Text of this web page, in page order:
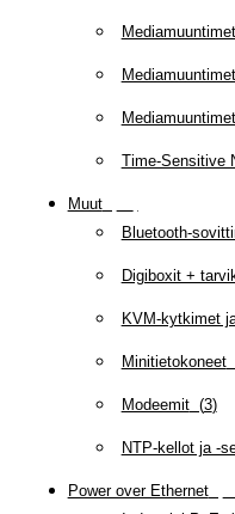
Time-Sensitive
Muut(
Bluetooth-
Digiboxit +
KVM-kytkimet
Minitietokoneet
Modeemit(3)
NTP-kellot ja -
Power over Ethernet(